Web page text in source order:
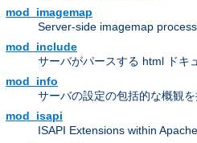
mod_imagemap
Server-side imagemap
mod_include
サーバがパースする html ドキ
mod_info
サーバの設定の包括的な概観
mod_isapi
ISAPI Extensions within